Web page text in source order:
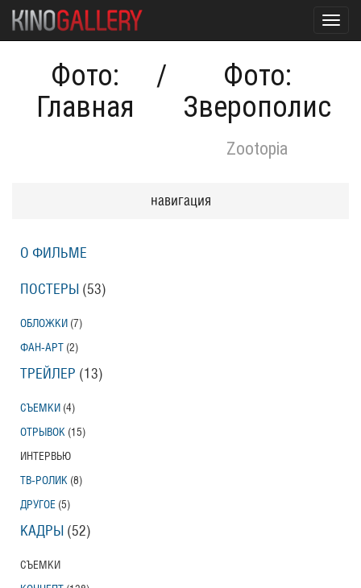
Фото:
Главная
/
Фото:
Зверополис
Zootopia
навигация
О ФИЛЬМЕ
ПОСТЕРЫ (53)
ОБЛОЖКИ (7)
ФАН-АРТ (2)
ТРЕЙЛЕР (13)
СЪЕМКИ (4)
ОТРЫВОК (15)
ИНТЕРВЬЮ
ТВ-РОЛИК (8)
ДРУГОЕ (5)
КАДРЫ (52)
СЪЕМКИ